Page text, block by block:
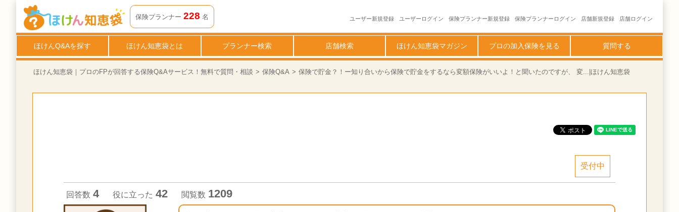
保険で貯金？！ー知り合いから保険で貯金をするなら変額保険がいいよ！と聞いたのですが、 変...|ほけん知恵袋 | 保険Q&A | ほけん知恵袋
保険プランナー 228 名 ユーザー新規登録 ユーザーログイン 保険プランナー新規登録 保険プランナーログイン 店舗新規登録 店舗ログイン
ほけんQ&Aを探す ほけん知恵袋とは プランナー検索 店舗検索 ほけん知恵袋マガジン プロの加入保険を見る 質問する
ほけん知恵袋｜プロのFPが回答する保険Q&Aサービス！無料で質問・相談 保険Q&A 保険で貯金？！ー知り合いから保険で貯金をするなら変額保険がいいよ！と聞いたのですが、 変...|ほけん知恵袋
受付中
回答数 4 役に立った 42 閲覧数 1209